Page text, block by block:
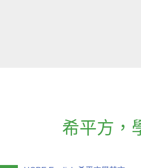
希平方 ，